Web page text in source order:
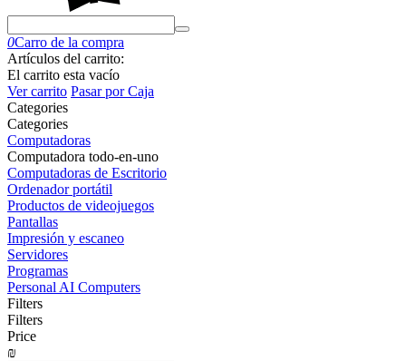
0Carro de la compra
Artículos del carrito:
El carrito esta vacío
Ver carrito Pasar por Caja
Сategories
Сategories
Computadoras
Computadora todo-en-uno
Computadoras de Escritorio
Ordenador portátil
Productos de videojuegos
Pantallas
Impresión y escaneo
Servidores
Programas
Personal AI Computers
Filters
Filters
Price
₪